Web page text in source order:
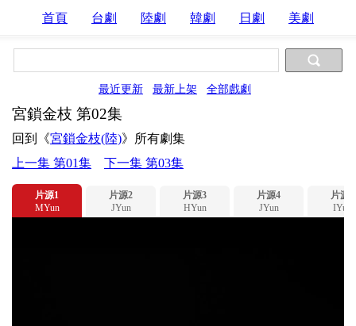
首頁 台劇 陸劇 韓劇 日劇 美劇
最近更新 最新上架 全部戲劇
宮鎖金枝 第02集
回到《宮鎖金枝(陸)》所有劇集
上一集 第01集
下一集 第03集
片源1
MYun
片源2
JYun
片源3
HYun
片源4
JYun
片源5
IYun